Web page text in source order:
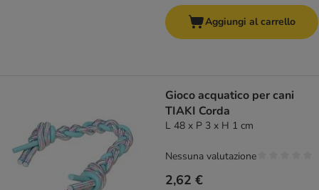
Aggiungi al carrello
Gioco acquatico per cani
TIAKI Corda
L 48 x P 3 x H 1 cm
2,62 €
Nessuna valutazione